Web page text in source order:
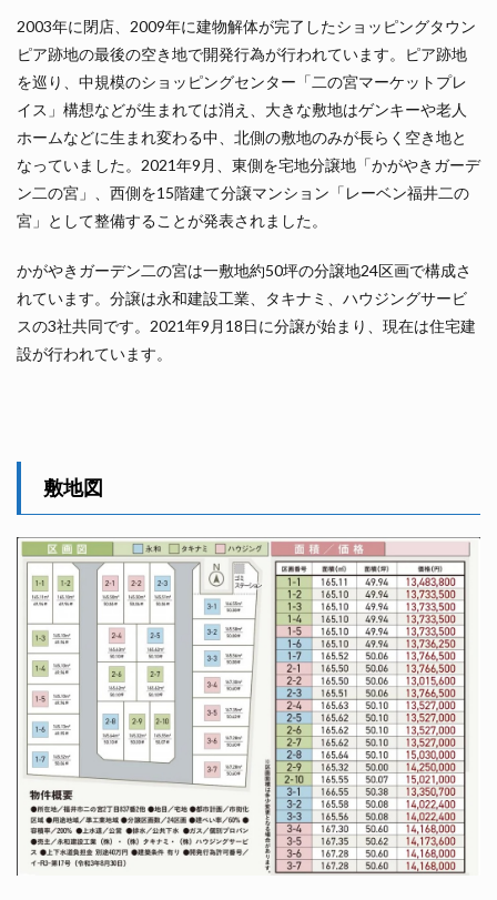
2003年に閉店、2009年に建物解体が完了したショッピングタウン
ピア跡地の最後の空き地で開発行為が行われています。ピア跡地
を巡り、中規模のショッピングセンター「二の宮マーケットプレ
イス」構想などが生まれては消え、大きな敷地はゲンキーや老人
ホームなどに生まれ変わる中、北側の敷地のみが長らく空き地と
なっていました。2021年9月、東側を宅地分譲地「かがやきガーデ
ン二の宮」、西側を15階建て分譲マンション「レーベン福井二の
宮」として整備することが発表されました。
かがやきガーデン二の宮は一敷地約50坪の分譲地24区画で構成さ
れています。分譲は永和建設工業、タキナミ、ハウジングサービ
スの3社共同です。2021年9月18日に分譲が始まり、現在は住宅建
設が行われています。
敷地図